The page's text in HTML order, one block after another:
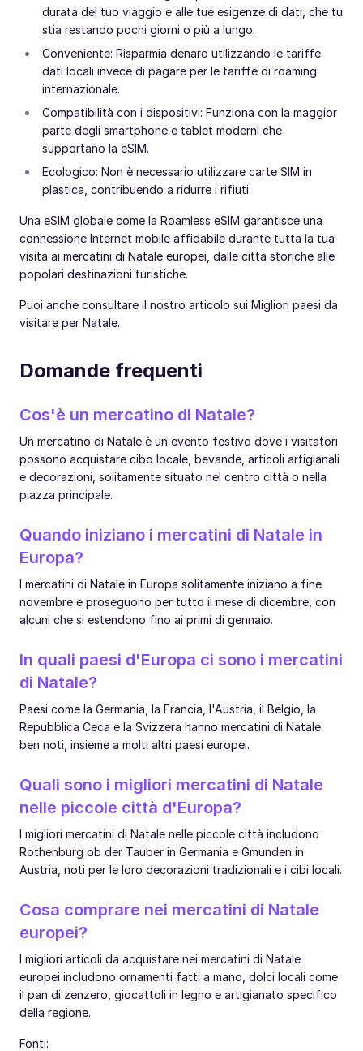
durata del tuo viaggio e alle tue esigenze di dati, che tu
stia restando pochi giorni o più a lungo.
Conveniente: Risparmia denaro utilizzando le tariffe
dati locali invece di pagare per le tariffe di roaming
internazionale.
Compatibilità con i dispositivi: Funziona con la maggior
parte degli smartphone e tablet moderni che
supportano la eSIM.
Ecologico: Non è necessario utilizzare carte SIM in
plastica, contribuendo a ridurre i rifiuti.
Una eSIM globale come la Roamless eSIM garantisce una
connessione Internet mobile affidabile durante tutta la tua
visita ai mercatini di Natale europei, dalle città storiche alle
popolari destinazioni turistiche.
Puoi anche consultare il nostro articolo sui Migliori paesi da
visitare per Natale.
Domande frequenti
Cos'è un mercatino di Natale?
Un mercatino di Natale è un evento festivo dove i visitatori
possono acquistare cibo locale, bevande, articoli artigianali
e decorazioni, solitamente situato nel centro città o nella
piazza principale.
Quando iniziano i mercatini di Natale in
Europa?
I mercatini di Natale in Europa solitamente iniziano a fine
novembre e proseguono per tutto il mese di dicembre, con
alcuni che si estendono fino ai primi di gennaio.
In quali paesi d'Europa ci sono i mercatini
di Natale?
Paesi come la Germania, la Francia, l'Austria, il Belgio, la
Repubblica Ceca e la Svizzera hanno mercatini di Natale
ben noti, insieme a molti altri paesi europei.
Quali sono i migliori mercatini di Natale
nelle piccole città d'Europa?
I migliori mercatini di Natale nelle piccole città includono
Rothenburg ob der Tauber in Germania e Gmunden in
Austria, noti per le loro decorazioni tradizionali e i cibi locali.
Cosa comprare nei mercatini di Natale
europei?
I migliori articoli da acquistare nei mercatini di Natale
europei includono ornamenti fatti a mano, dolci locali come
il pan di zenzero, giocattoli in legno e artigianato specifico
della regione.
Fonti: